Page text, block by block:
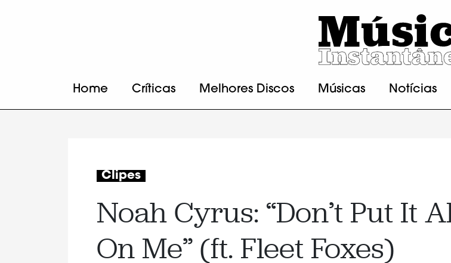
Home Críticas Melhores Discos Músicas Notícias
Clipes
Noah Cyrus: “Don’t Put It
On Me” (ft. Fleet Foxes)